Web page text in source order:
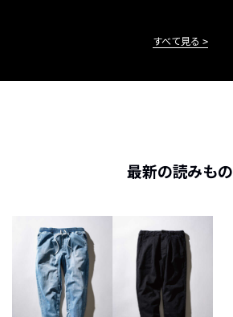
すべて見る
最新の読みもの